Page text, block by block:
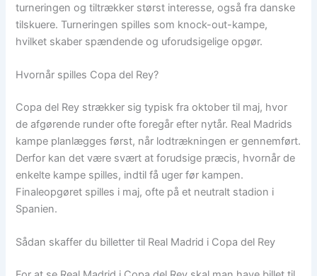
turneringen og tiltrækker størst interesse, også fra danske
tilskuere. Turneringen spilles som knock-out-kampe,
hvilket skaber spændende og uforudsigelige opgør.
Hvornår spilles Copa del Rey?
Copa del Rey strækker sig typisk fra oktober til maj, hvor
de afgørende runder ofte foregår efter nytår. Real Madrids
kampe planlægges først, når lodtrækningen er gennemført.
Derfor kan det være svært at forudsige præcis, hvornår de
enkelte kampe spilles, indtil få uger før kampen.
Finaleopgøret spilles i maj, ofte på et neutralt stadion i
Spanien.
Sådan skaffer du billetter til Real Madrid i Copa del Rey